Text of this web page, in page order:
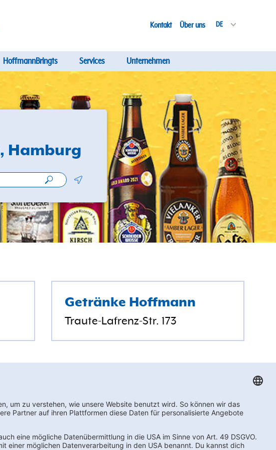
Kontakt Über uns DE
HoffmannBringts Services Unternehmen
, Hamburg
Geolocate.
Getränke Hoffmann
Traute-Lafrenz-Str. 173
LkSG Compliance Impressum Privacy Settings